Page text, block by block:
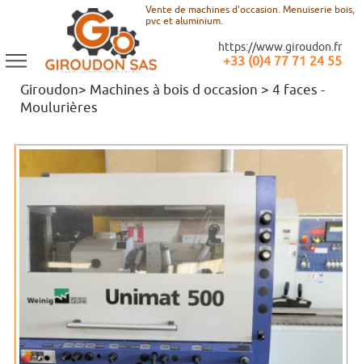
Vente de machines d'occasion. Menuiserie bois,
pvc et aluminium.
https://www.giroudon.fr
+33 (0)4 77 71 24 55
Giroudon> Machines à bois d occasion > 4 faces -
Moulurières